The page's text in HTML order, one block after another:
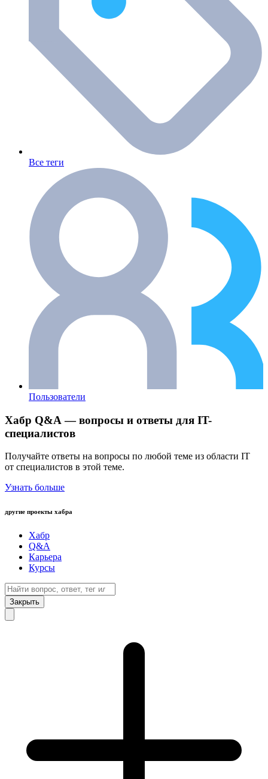
Все теги
Пользователи
Хабр Q&A — вопросы и ответы для IT-
специалистов
Получайте ответы на вопросы по любой теме из области IT
от специалистов в этой теме.
Узнать больше
другие проекты хабра
Хабр
Q&A
Карьера
Курсы
Закрыть